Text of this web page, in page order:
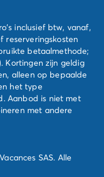
inclusief btw, vanaf,
reserveringskosten
betaalmethode;
Kortingen zijn geldig
alleen op bepaalde
het type
Aanbod is niet met
met andere
SAS. Alle